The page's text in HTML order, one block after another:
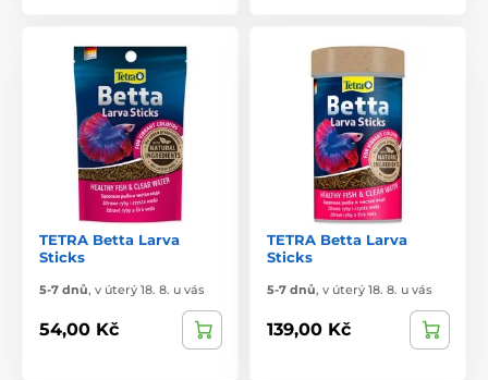
TETRA Betta Larva
Sticks
5-7 dnů, v úterý 18. 8. u vás
54,00 Kč
TETRA Betta Larva
Sticks
5-7 dnů, v úterý 18. 8. u vás
139,00 Kč